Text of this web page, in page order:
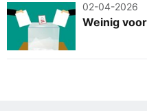
02-04-2026
Weinig